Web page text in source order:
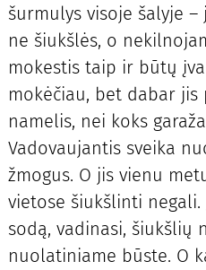
šurmulys visoje šalyje
ne šiukšlės, o
mokestis taip ir būtų
mokėčiau, bet dabar jis
namelis, nei koks
Vadovaujantis sveika
žmogus. O jis vienu
vietose šiukšlinti negali.
sodą, vadinasi, šiukšlių
nuolatiniame būste. O